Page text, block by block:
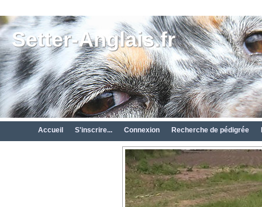
Setter-Anglais.fr
Accueil S'inscrire... Connexion Recherche de pédigrée